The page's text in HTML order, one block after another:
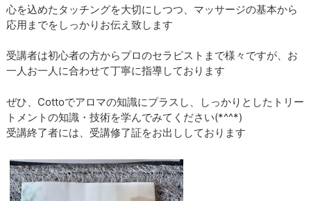
心を込めたタッチングを大切にしつつ、マッサージの基本から
応用までをしっかりお伝え致します
受講者は初心者の方からプロのセラピストまで様々ですが、お
一人お一人に合わせて丁寧に指導しております
ぜひ、Cottoでアロマの知識にプラスし、しっかりとしたトリー
トメントの知識・技術を学んでみてください(*^^*)
受講終了者には、受講修了証をお出ししております